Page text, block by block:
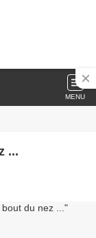
MENU
...